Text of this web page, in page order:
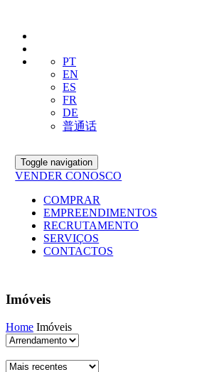
PT
EN
ES
FR
DE
普通话
Toggle navigation
VENDER CONOSCO
COMPRAR
EMPREENDIMENTOS
RECRUTAMENTO
SERVIÇOS
CONTACTOS
Imóveis
Home Imóveis